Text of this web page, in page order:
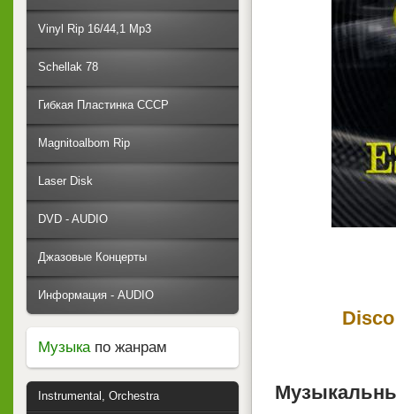
Vinyl Rip 16/44,1 Mp3
Schellak 78
Гибкая Пластинка СССР
Magnitoalbom Rip
Laser Disk
DVD - AUDIO
Джазовые Концерты
Информация - AUDIO
Музыкапо жанрам
Instrumental, Orchestra